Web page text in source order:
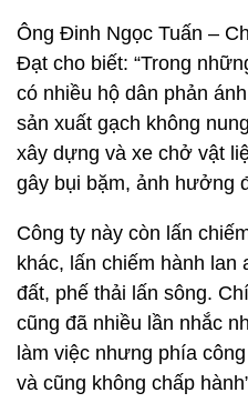
Ông Đinh Ngọc Tuấn –
Đạt cho biết: “Trong
có nhiều hộ dân phản
sản xuất gạch không
xây dựng và xe chở vật
gây bụi bặm, ảnh hưởng
Công ty này còn lấn
khác, lấn chiếm hành lan
đất, phế thải lấn sông.
cũng đã nhiều lần nhắc
làm việc nhưng phía
và cũng không chấp